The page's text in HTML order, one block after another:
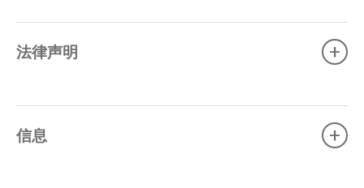
法律声明 +
信息 +